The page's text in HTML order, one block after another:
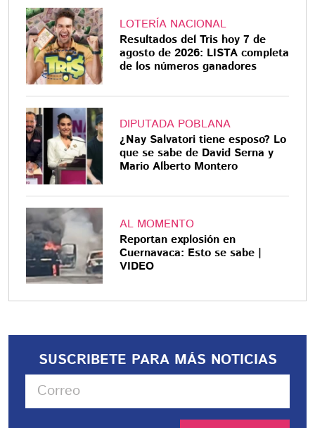
LOTERÍA NACIONAL
Resultados del Tris hoy 7 de
agosto de 2026: LISTA completa
de los números ganadores
DIPUTADA POBLANA
¿Nay Salvatori tiene esposo? Lo
que se sabe de David Serna y
Mario Alberto Montero
AL MOMENTO
Reportan explosión en
Cuernavaca: Esto se sabe |
VIDEO
SUSCRIBETE PARA MÁS NOTICIAS